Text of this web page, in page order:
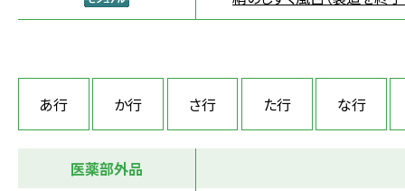
あ行 か行 さ行 た行 な行
医薬部外品